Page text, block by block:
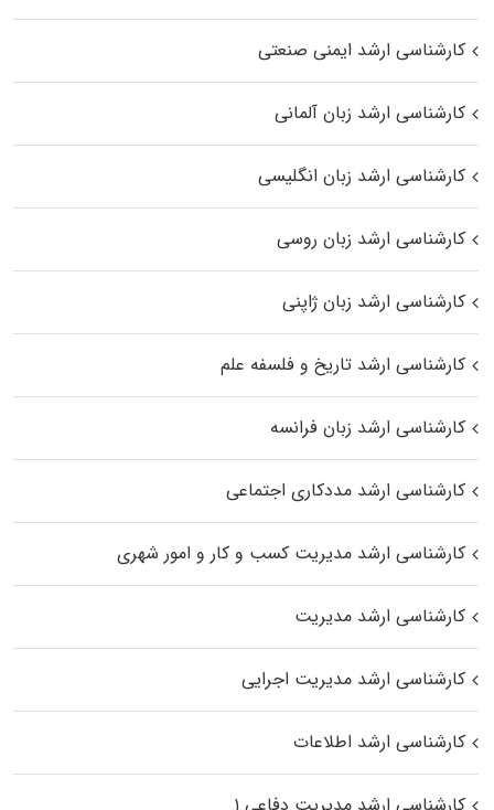
کارشناسی ارشد ایمنی صنعتی
کارشناسی ارشد زبان آلمانی
کارشناسی ارشد زبان انگلیسی
کارشناسی ارشد زبان روسی
کارشناسی ارشد زبان ژاپنی
کارشناسی ارشد تاریخ و فلسفه علم
کارشناسی ارشد زبان فرانسه
کارشناسی ارشد مددکاری اجتماعی
کارشناسی ارشد مدیریت کسب و کار و امور شهری
کارشناسی ارشد مدیریت
کارشناسی ارشد مدیریت اجرایی
کارشناسی ارشد اطلاعات